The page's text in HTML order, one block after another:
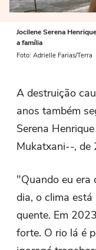
Jocilene Serena
a família
Foto: Adrielle Farias/Terra
A destruição
anos também
Serena
Mukatxani--, de
"Quando eu era
dia, o clima
quente. Em
forte. O rio lá é